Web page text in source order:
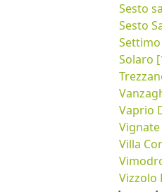
Sesto
Sesto
Solaro
Vaprio
Vignate
Villa
Vizzolo